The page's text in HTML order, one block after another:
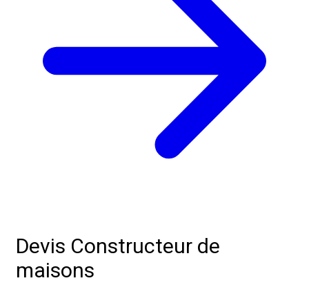
Devis Constructeur de
maisons